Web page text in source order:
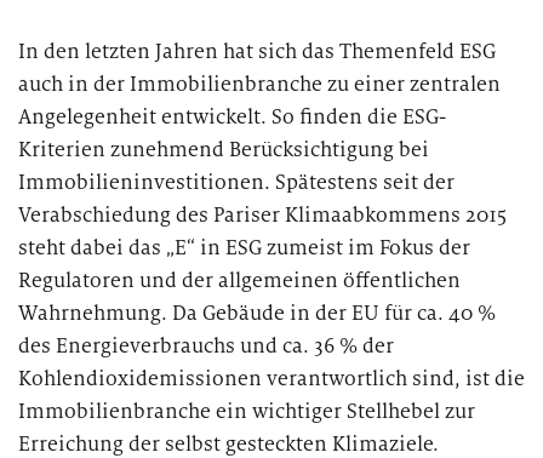
Kompositversicherer
Krankenversicherer
Spezialinstitute &
Techunternehmen
Fintechs
Leasinggesellschaften
Management
Regulierung & Sonderprüfungen
Themenfür Financial Services
Transformationskompetenz entlang der gesamten
In den letzten Jahren hat sich das Themenfeld ESG
auch in der Immobilienbranche zu einer zentralen
Angelegenheit entwickelt. So finden die ESG-
Kriterien zunehmend Berücksichtigung bei
Immobilieninvestitionen. Spätestens seit der
Verabschiedung des Pariser Klimaabkommens 2015
steht dabei das „E“ in ESG zumeist im Fokus der
Regulatoren und der allgemeinen öffentlichen
Wahrnehmung. Da Gebäude in der EU für ca. 40 %
des Energieverbrauchs und ca. 36 % der
Kohlendioxidemissionen verantwortlich sind, ist die
Immobilienbranche ein wichtiger Stellhebel zur
Erreichung der selbst gesteckten Klimaziele.